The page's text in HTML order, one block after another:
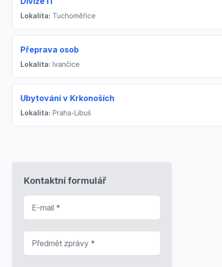
Lokalita: Tuchoměřice
Přeprava osob
Lokalita: Ivančice
Ubytování v Krkonoších
Lokalita: Praha-Libuš
Kontaktní formulář